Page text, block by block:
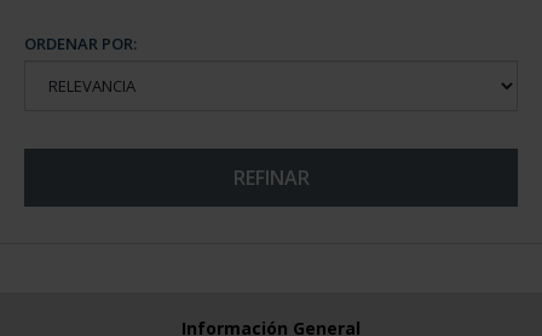
ORDENAR POR:
REFINAR
Información General